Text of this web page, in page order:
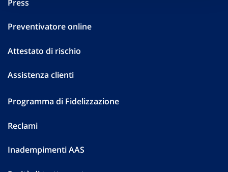
Press
Preventivatore online
Attestato di rischio
Assistenza clienti
Programma di Fidelizzazione
Reclami
Inadempimenti AAS